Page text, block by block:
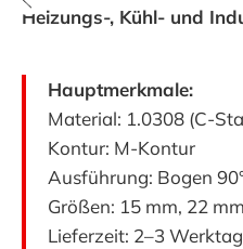
Heizungs-, Kühl- und
Hauptmerkmale:
Material: 1.0308 (C-
Kontur: M-Kontur
Ausführung: Bogen
Größen: 15 mm, 22
Lieferzeit: 2–3